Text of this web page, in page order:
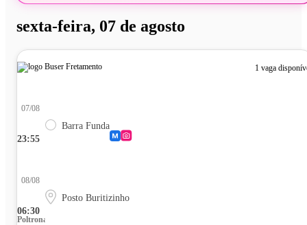
sexta-feira, 07 de agosto
1 vaga
23:55
07/08
Barra Funda
06:30
08/08
Posto Buritizinho
Poltrona